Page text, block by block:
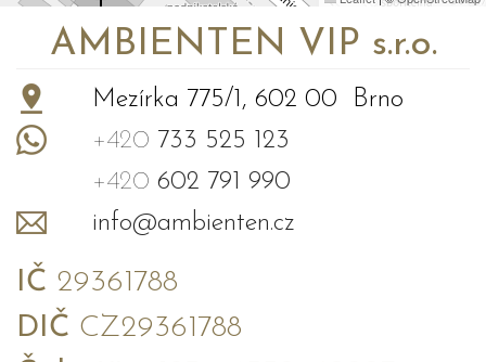
AMBIENTEN VIP s.r.o.
Mezírka 775/1, 602 00 Brno
+420 733 525 123
+420 602 791 990
info@ambienten.cz
IČ 29361788
DIČ CZ29361788